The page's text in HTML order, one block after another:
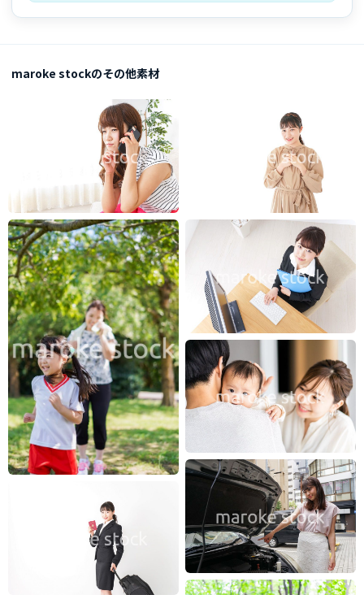
maroke stockのその他素材